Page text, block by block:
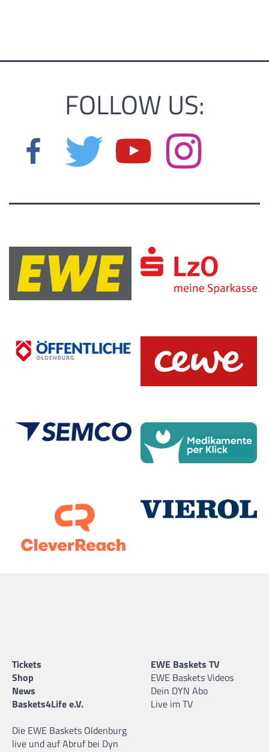
FOLLOW US:
Tickets
Shop
News
Baskets4Life e.V.
Die EWE Baskets Oldenburg
live und auf Abruf bei Dyn
EWE Baskets TV
EWE Baskets Videos
Dein DYN Abo
Live im TV